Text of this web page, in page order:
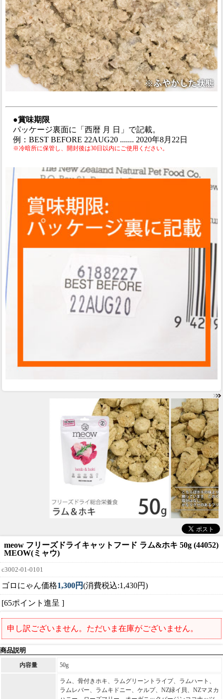
●賞味期限
パッケージ裏面に「西暦 月 日」で記載。
例：BEST BEFORE 22AUG20 ....... 2020年8月22日
※冷暗所に保管し、開封後は30日以内にご使用ください。
meow フリーズドライキャットフード ラム&ホキ 50g (44052)
MEOW(ミャウ)
c3002-01-0101
ゴロにゃん価格1,300円(消費税込:1,430円)
[65ポイント進呈 ]
申し訳ございません。ただいま在庫がございません。
商品説明
内容量 50g
ラム、骨付きホキ、ラムグリーントライプ、ラムハート、
ラムレバー、ラムキドニー、ケルプ、NZ緑イ貝、NZマヌカ